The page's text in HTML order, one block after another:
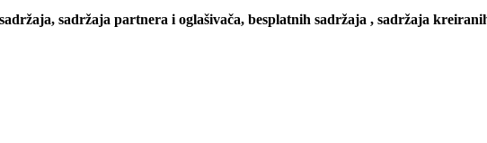
sadržaja partnera i oglašivača, besplatnih sadržaja , sadržaja